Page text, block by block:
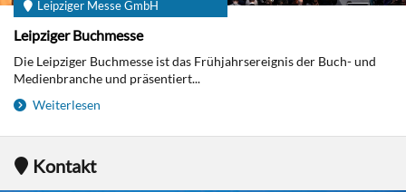
Leipziger Messe GmbH
Leipziger Buchmesse
Die Leipziger Buchmesse ist das Frühjahrsereignis der Buch- und
Medienbranche und präsentiert...
Weiterlesen
Kontakt